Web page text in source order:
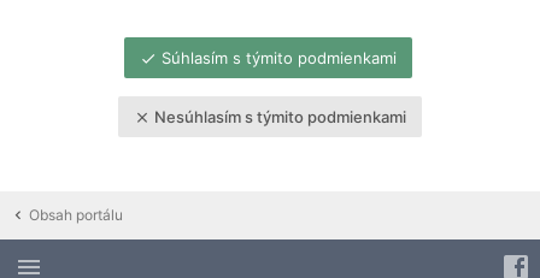
Súhlasím s týmito podmienkami
Nesúhlasím s týmito podmienkami
Obsah portálu